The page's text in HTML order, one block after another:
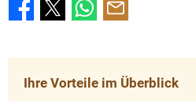
Ihre Vorteile im Überblick